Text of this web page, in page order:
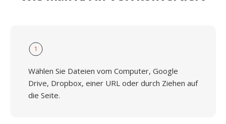
1
Wählen Sie Dateien vom Computer, Google
Drive, Dropbox, einer URL oder durch Ziehen auf
die Seite.